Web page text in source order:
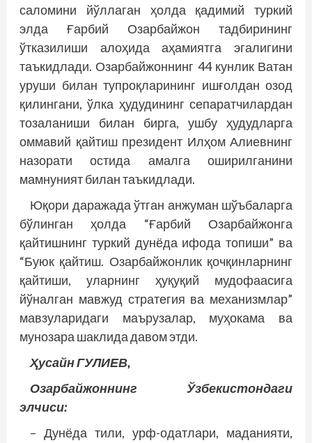
саломини йўллаган ҳолда қадимий туркий
элда Ғарбий Озарбайжон тадбирининг
ўтказилиши алоҳида аҳамиятга эгалигини
таъкидлади. Озарбайжоннинг 44 кунлик Ватан
уруши билан тупроқларининг ишғолдан озод
қилингани, ўлка ҳудудининг сепаратчилардан
тозаланиши билан бирга, ушбу ҳудудларга
оммавий қайтиш президент Илҳом Алиевнинг
назорати остида амалга оширилганини
мамнуният билан таъкидлади.
Юқори даражада ўтган анжуман шўъбаларга
бўлинган ҳолда “Ғарбий Озарбайжонга
қайтишнинг туркий дунё­­да ифода топиши” ва
“Буюк қайтиш. Озарбайжонлик қочқинларнинг
қайтиши, уларнинг ҳуқуқий мудофаасига
йўналган мавжуд стратегия ва механизмлар”
мавзуларидаги маърузалар, муҳокама ва
мунозара шаклида давом этди.
Ҳусайн ГУЛИЕВ,
Озарбайжоннинг Ўзбекистондаги
элчиси:
– Дунёда тили, урф-одатлари, маданияти,